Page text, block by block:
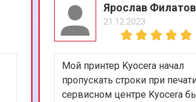
Ярослав Филатов
21.12.2023
Мой принтер Kyocera начал
пропускать строки при
сервисном центре Kyocera